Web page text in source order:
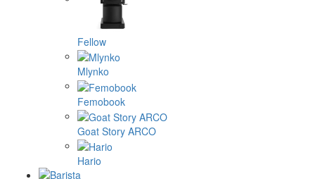
Fellow
Mlynko
Femobook
Goat Story ARCO
Hario